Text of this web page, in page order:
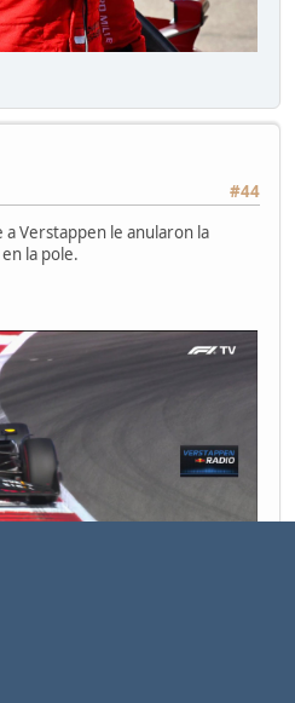
#44
Verstappen le anularon la
la pole.